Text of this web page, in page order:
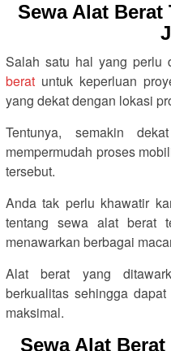
Sewa Alat
Salah satu hal yang perlu
berat untuk keperluan
yang dekat dengan lokasi
Tentunya, semakin
mempermudah proses
tersebut.
Anda tak perlu khawatir
tentang sewa alat berat
menawarkan berbagai
Alat berat yang
berkualitas sehingga
maksimal.
Sewa Alat